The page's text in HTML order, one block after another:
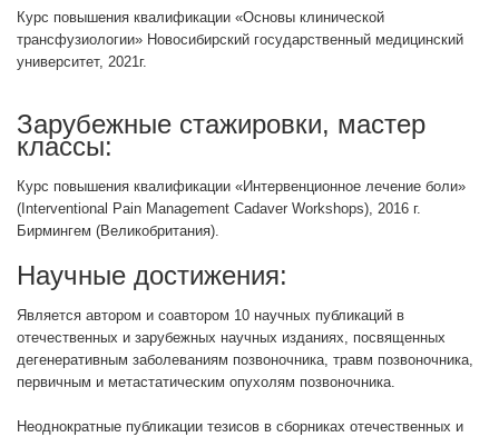
Курс повышения квалификации «Основы клинической
трансфузиологии» Новосибирский государственный медицинский
университет, 2021г.
Зарубежные стажировки, мастер
классы:
Курс повышения квалификации «Интервенционное лечение боли»
(Interventional Pain Management Cadaver Workshops), 2016 г.
Бирмингем (Великобритания).
Научные достижения:
Является автором и соавтором 10 научных публикаций в
отечественных и зарубежных научных изданиях, посвященных
дегенеративным заболеваниям позвоночника, травм позвоночника,
первичным и метастатическим опухолям позвоночника.
Неоднократные публикации тезисов в сборниках отечественных и